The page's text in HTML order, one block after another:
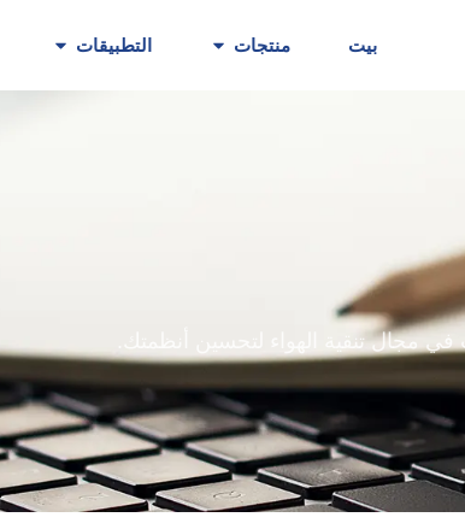
بيت منتجات التطبيقات
في مجال تنقية الهواء لتحسين أنظمتك.